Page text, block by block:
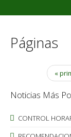
Páginas
«
Noticias Más
CONTROL